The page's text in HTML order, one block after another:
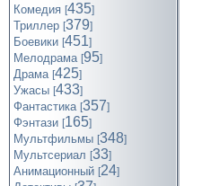
Комедия [435]
Триллер [379]
Боевики [451]
Мелодрама [95]
Драма [425]
Ужасы [433]
Фантастика [357]
Фэнтази [165]
Мультфильмы [348]
Мультсериал [33]
Анимационный [24]